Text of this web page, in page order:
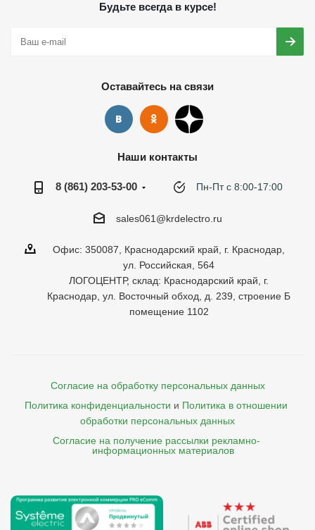
Будьте всегда в курсе!
Оставайтесь на связи
Наши контакты
8 (861) 203-53-00 Пн-Пт с 8:00-17:00
sales061@krdelectro.ru
Офис: 350087, Краснодарский край, г. Краснодар,
ул. Российская, 564
ЛОГОЦЕНТР, склад: Краснодарский край, г.
Краснодар, ул. Восточный обход, д. 239, строение Б
помещение 1102
Согласие на обработку персональных данных
Политика конфиденциальности и Политика в отношении
обработки персональных данных
Согласие на получение рассылки рекламно-
    информационных материалов